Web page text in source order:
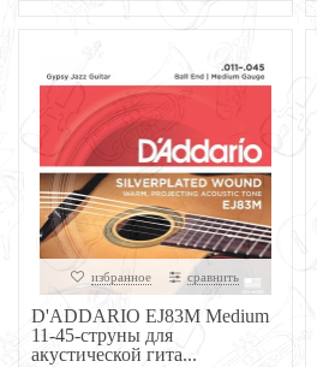
избранное сравнить
D'ADDARIO EJ83M Medium
11-45-струны для
акустической гита...